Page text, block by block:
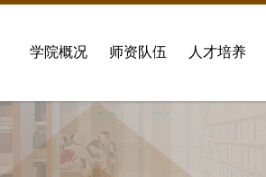
学院概况 师资队伍 人才培养